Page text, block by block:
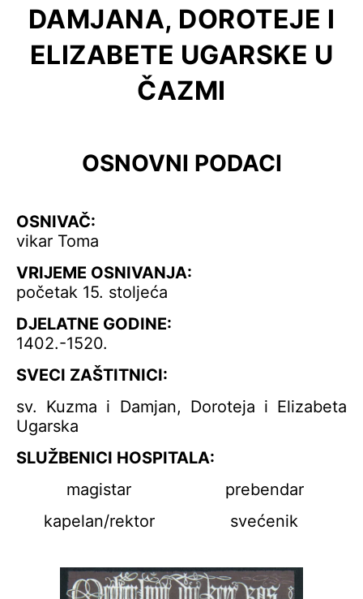
DAMJANA, DOROTEJE I
ELIZABETE UGARSKE U
ČAZMI
OSNOVNI PODACI
OSNIVAČ:
vikar Toma
VRIJEME OSNIVANJA:
početak 15. stoljeća
DJELATNE GODINE:
1402.-1520.
SVECI ZAŠTITNICI:
sv. Kuzma i Damjan, Doroteja i Elizabeta
Ugarska
SLUŽBENICI HOSPITALA:
magistar
prebendar
kapelan/rektor
svećenik